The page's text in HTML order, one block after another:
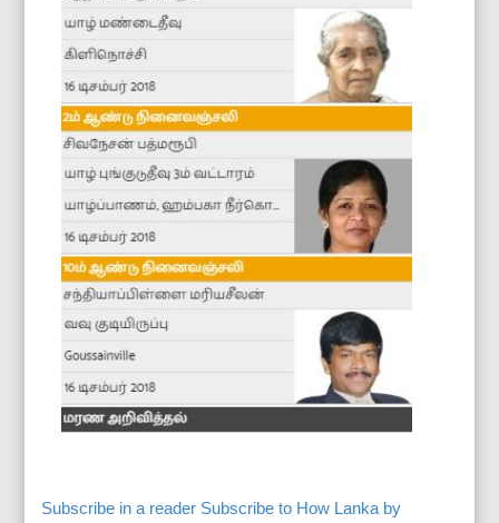
Subscribe in a reader Subscribe to How Lanka by